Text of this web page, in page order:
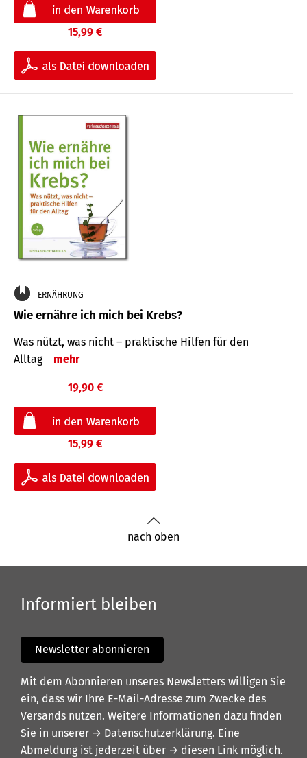
15,99 €
ERNÄHRUNG
Wie ernähre ich mich bei Krebs?
Was nützt, was nicht – praktische Hilfen für den
Alltag
mehr
19,90 €
15,99 €
nach oben
Informiert bleiben
Newsletter abonnieren
Mit dem Abonnieren unseres Newsletters willigen Sie
ein, dass wir Ihre E-Mail-Adresse zum Zwecke des
Versands nutzen. Weitere Informationen dazu finden
Sie in unserer → Datenschutzerklärung. Eine
Abmeldung ist jederzeit über → diesen Link möglich.